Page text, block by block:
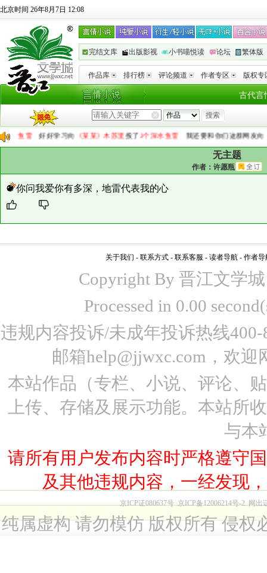
北京时间 26年8月7日 12:08
完结文库 出版影视 小书喵悦读 论坛 繁体版
作品库 排行榜 评论频道 作者专区 版权专
古代言
水鱼雷 好好学习向《某某》木苏里投了2个深水鱼雷 我还要和你们这群网友向
无主题
作者：许愿瓶
你问我爱你有多深，地雷代表我的心
关于我们 - 联系方式 - 联系客服 - 读者导航 - 作者导
Copyright By 晋江文学
Processed in 0.00
违规内容投诉/未成年投诉热线
邮箱help@jjwxc.com，欢
本站作品（专栏、小说、评论、
上传、存储及展示功能。本站所
与本
请所有用户发布内容时严格遵守
及其他违规内容，一经发现
京ICP证080637号 京ICP备12006214号-2 网出
纯属虚构 请勿模仿 版权所有 侵权